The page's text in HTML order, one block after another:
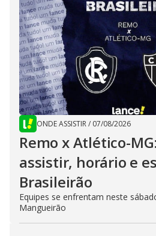
ONDE ASSISTIR/ 07/08/2026
Remo x Atlético-
assistir, horário e
Brasileirão
Equipes se enfrentam neste
Mangueirão